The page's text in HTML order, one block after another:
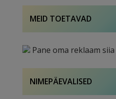
MEID TOETAVAD
Pane oma reklaam siia
NIMEPÄEVALISED